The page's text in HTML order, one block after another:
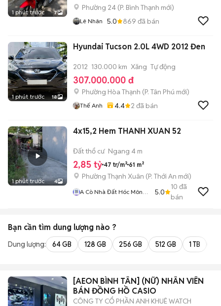
1 phút trước 7
Phường 24 (P. Bình Thạnh mới)
Lê Nhân 5.0 869 đã bán
1 phút trước 18
Hyundai Tucson 2.0L 4WD 2012 Đen
2012 130.000 km Xăng Tự động
307.000.000 đ
Phường Hòa Thạnh (P. Tân Phú mới)
Thế Anh 4.4 2 đã bán
1 phút trước 4
4x15,2 Hem THANH XUAN 52
Đất thổ cư Ngang 4 m
2,85 tỷ 47 tr/m² 61 m²
Phường Thạnh Xuân (P. Thới An mới)
A Cò Nhà Đất Hóc Môn
5.0
10 đã
bán
Bạn cần tìm dung lượng nào ?
Dung lượng: 64 GB 128 GB 256 GB 512 GB 1 TB
[AEON BÌNH TÂN] (NỮ) NHÂN VIÊN
BÁN ĐỒNG HỒ CASIO
CÔNG TY CỔ PHẦN ANH KHUÊ WATCH